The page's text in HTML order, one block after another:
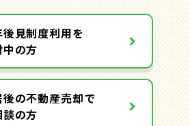
後見制度利用を
の方
後の不動産売却で
談の方